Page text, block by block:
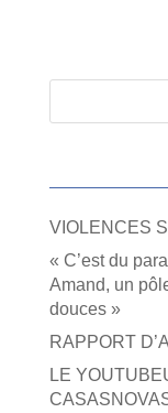
VIOLENCES
« C’est du
Amand, un
douces »
RAPPORT
LE